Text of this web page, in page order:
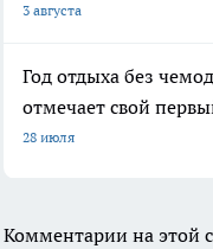
3 августа
Год отдыха без
отмечает свой
28 июля
Комментарии на этой